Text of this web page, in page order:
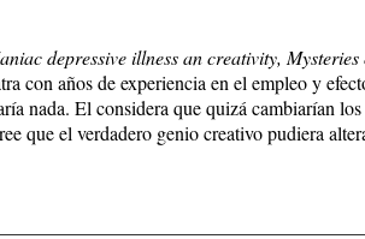
depressive illness an creativity,
con años de experiencia en el empleo y
nada. El considera que quizá cambiarían
que el verdadero genio creativo pudiera